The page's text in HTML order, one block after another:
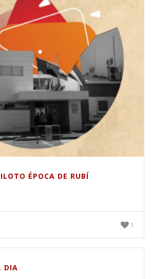
ÉPOCA DE RUBÍ
1
DIA